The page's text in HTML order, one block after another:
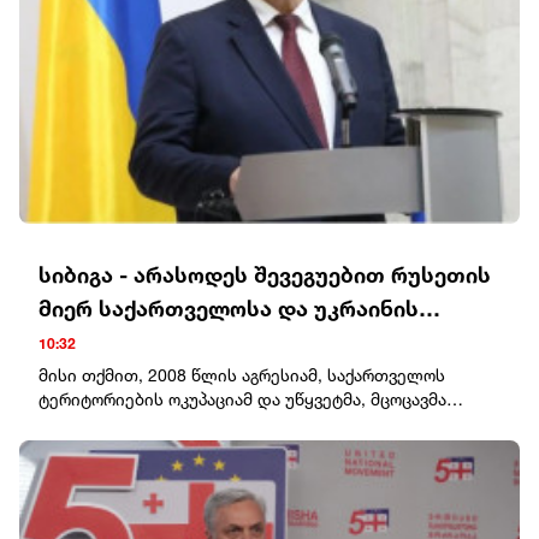
კალაძე, პარლამენტის დელეგატ ვლადიმერ
ბოჟაძესთან ერთად გაეცნო.
სიბიგა - არასოდეს შევეგუებით რუსეთის
მიერ საქართველოსა და უკრაინის
ტერიტორიების უკანონო ოკუპაციას
10:32
მისი თქმით, 2008 წლის აგრესიამ, საქართველოს
ტერიტორიების ოკუპაციამ და უწყვეტმა, მცოცავმა
უკრაინის წინააღმდეგ."უკრაინა მტკიცედ უჭერს მხარს
საქართველოს სუვერენიტეტსა და ტერიტორიულ
მთლიანობას საერთაშორისოდ აღიარებულ
საზღვრებში. ჩვენ არასოდეს შევეგუებით